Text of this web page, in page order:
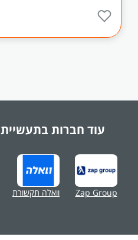
עוד חברות בתעשיית
Zap Group וואלה תקשורת